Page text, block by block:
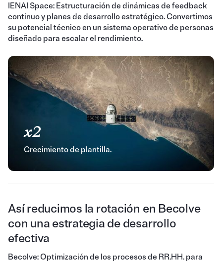
IENAI Space: Estructuración de dinámicas de feedback
continuo y planes de desarrollo estratégico. Convertimos
su potencial técnico en un sistema operativo de personas
diseñado para escalar el rendimiento.
x2
Crecimiento de plantilla.
Así reducimos la rotación en Becolve
con una estrategia de desarrollo
efectiva
Becolve: Optimización de los procesos de RR.HH. para